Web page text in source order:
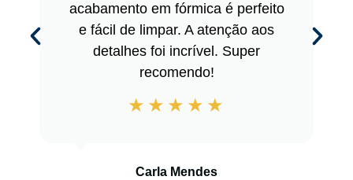
acabamento em fórmica é perfeito
e fácil de limpar. A atenção aos
detalhes foi incrível. Super
recomendo!
Carla Mendes